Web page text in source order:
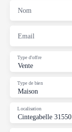
Nom
Email
Vente
Type d'offre
Maison
Type de bien
Cintegabelle 31550
Localisation